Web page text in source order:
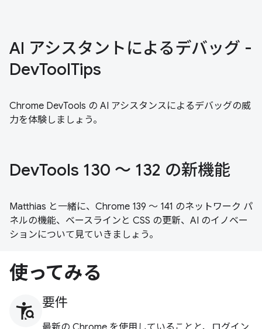
AI アシスタントによるデバッグ -
DevToolTips
Chrome DevTools の AI アシスタンスによるデバッグの威
力を体験しましょう。
DevTools 130 ～ 132 の新機能
Matthias と一緒に、Chrome 139 ～ 141 のネットワーク パ
ネルの機能、ベースラインと CSS の更新、AI のイノベー
ションについて見ていきましょう。
使ってみる
要件